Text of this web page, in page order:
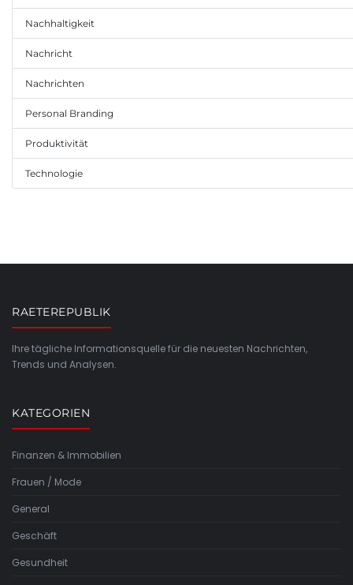
Nachhaltigkeit
Nachricht
Nachrichten
Personal Branding
Produktivität
Technologie
RAETEREPUBLIK
Ihre tägliche Informationsquelle für die neuesten Nachrichten,
Trends und Analysen.
KATEGORIEN
Finanzen & Immobilien
Frauen / Mode
General
Geschäft
Gesundheit